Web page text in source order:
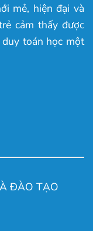
mẻ, hiện đại và
cảm thấy được
toán học một
ĐÀO TẠO